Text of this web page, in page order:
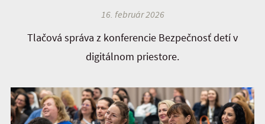
16. február 2026
Tlačová správa z konferencie Bezpečnosť detí v
digitálnom priestore.